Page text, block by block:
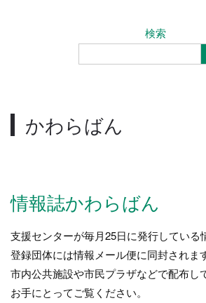
検索
かわらばん
情報誌かわらばん
支援センターが毎月25日に発行している
登録団体には情報メール便に同封されます
市内公共施設や市民プラザなどで配布し
お手にとってご覧ください。